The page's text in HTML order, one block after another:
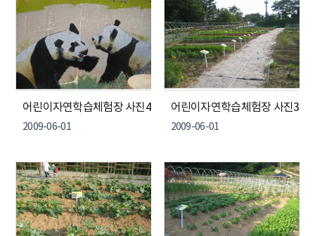
어린이자연학습체험장 사진4
2009-06-01
어린이자연학습체험장 사진3
2009-06-01